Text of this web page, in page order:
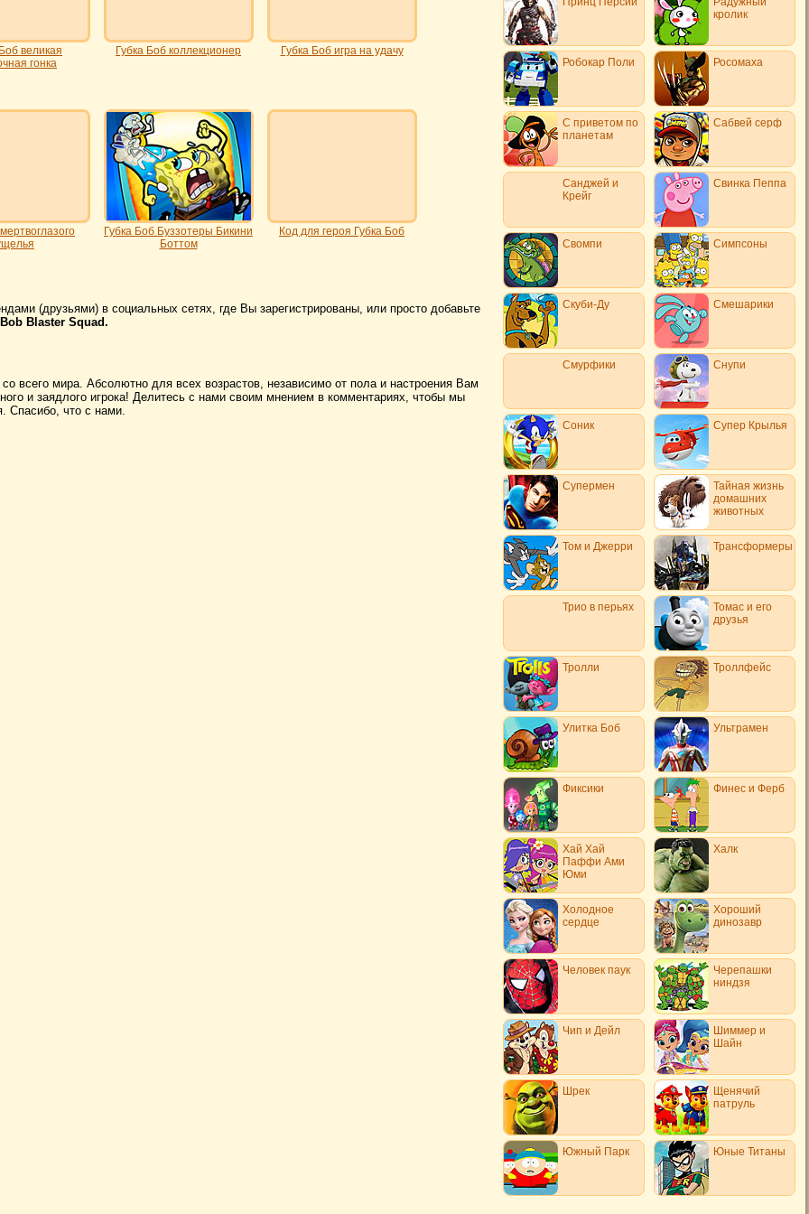
великая
гонка
Губка Боб коллекционер Губка Боб игра на удачу
Губка Боб Буззотеры Бикини
Боттом
Код для героя Губка Боб
(друзьями) в социальных сетях, где Вы зарегистрированы, или просто добавьте
Blaster Squad.
всего мира. Абсолютно для всех возрастов, независимо от пола и настроения Вам
и заядлого игрока! Делитесь с нами своим мнением в комментариях, чтобы мы
Спасибо, что с нами.
кролик
Робокар Поли Росомаха
С приветом по
планетам
Сабвей серф
Санджей и
Крейг
Свинка Пеппа
Свомпи Симпсоны
Скуби-Ду Смешарики
Смурфики Снупи
Соник Супер Крылья
Супермен
Тайная жизнь
домашних
животных
Том и Джерри Трансформеры
Трио в перьях
Томас и его
друзья
Тролли Троллфейс
Улитка Боб Ультрамен
Фиксики Финес и Ферб
Хай Хай
Паффи Ами
Юми
Халк
Холодное
сердце
Хороший
динозавр
Человек паук
Черепашки
ниндзя
Чип и Дейл
Шиммер и
Шайн
Шрек
Щенячий
патруль
Южный Парк Юные Титаны